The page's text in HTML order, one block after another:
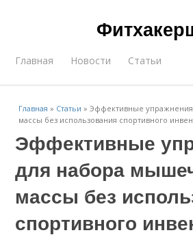
Главная Новости Статьи
Главная » Статьи »Эффективные
массы без использования спортивного
Эффективные
для набора
массы без
спортивного